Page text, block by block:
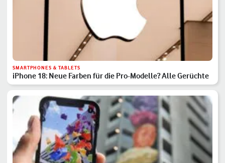
SMARTPHONES & TABLETS
iPhone 18: Neue Farben für die Pro-Modelle? Alle Gerüchte